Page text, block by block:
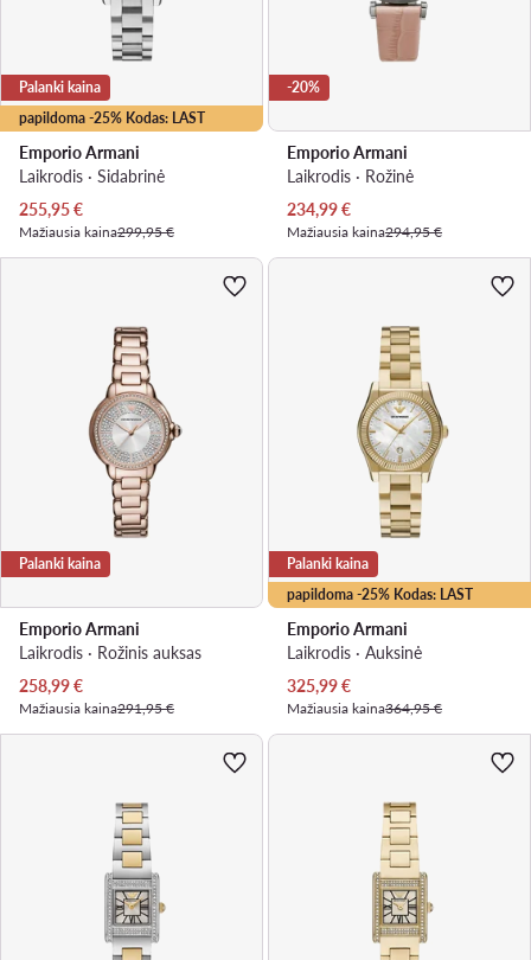
papildoma -25% Kodas: LAST
Palanki kaina
Emporio Armani
Laikrodis · Sidabrinė
Dabartinė kaina
255,95€
Mažiausia kaina299,95 €
-20%
Emporio Armani
Laikrodis · Rožinė
Dabartinė kaina
234,99€
Mažiausia kaina294,95 €
Palanki kaina
Emporio Armani
Laikrodis · Rožinis auksas
Dabartinė kaina
258,99€
Mažiausia kaina291,95 €
papildoma -25% Kodas: LAST
Palanki kaina
Emporio Armani
Laikrodis · Auksinė
Dabartinė kaina
325,99€
Mažiausia kaina364,95 €